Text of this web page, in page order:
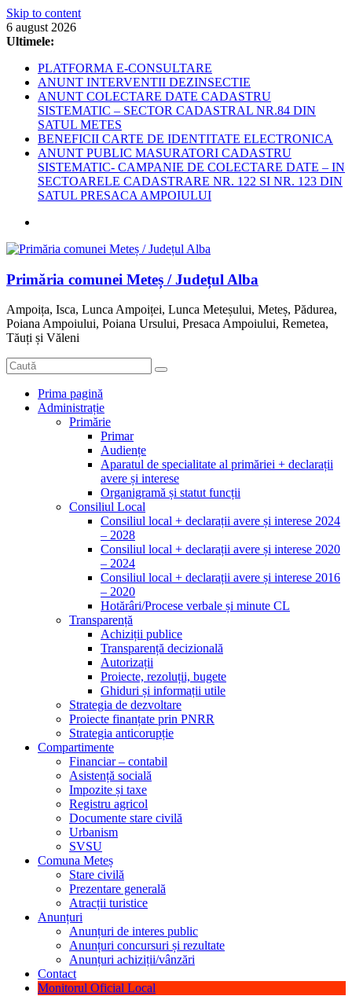
Skip to content
6 august 2026
Ultimele:
PLATFORMA E-CONSULTARE
ANUNT INTERVENTII DEZINSECTIE
ANUNT COLECTARE DATE CADASTRU
SISTEMATIC – SECTOR CADASTRAL NR.84 DIN
SATUL METES
BENEFICII CARTE DE IDENTITATE ELECTRONICA
ANUNT PUBLIC MASURATORI CADASTRU
SISTEMATIC- CAMPANIE DE COLECTARE DATE – IN
SECTOARELE CADASTRARE NR. 122 SI NR. 123 DIN
SATUL PRESACA AMPOIULUI
Primăria comunei Meteș / Județul Alba
Ampoița, Isca, Lunca Ampoiței, Lunca Meteșului, Meteș, Pădurea,
Poiana Ampoiului, Poiana Ursului, Presaca Ampoiului, Remetea,
Tăuți și Văleni
Prima pagină
Administrație
Primărie
Primar
Audiențe
Aparatul de specialitate al primăriei + declarații
avere și interese
Organigramă și statut funcții
Consiliul Local
Consiliul local + declarații avere și interese 2024
– 2028
Consiliul local + declarații avere și interese 2020
– 2024
Consiliul local + declarații avere și interese 2016
– 2020
Hotărâri/Procese verbale și minute CL
Transparență
Achiziții publice
Transparență decizională
Autorizații
Proiecte, rezoluții, bugete
Ghiduri și informații utile
Strategia de dezvoltare
Proiecte finanțate prin PNRR
Strategia anticorupție
Compartimente
Financiar – contabil
Asistență socială
Impozite și taxe
Registru agricol
Documente stare civilă
Urbanism
SVSU
Comuna Meteș
Stare civilă
Prezentare generală
Atracții turistice
Anunțuri
Anunțuri de interes public
Anunțuri concursuri și rezultate
Anunțuri achiziții/vânzări
Contact
Monitorul Oficial Local